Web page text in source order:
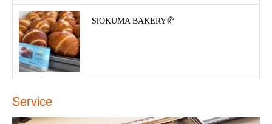
SiOKUMA BAKERY🥐
Service